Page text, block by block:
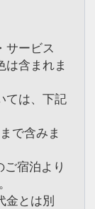
）ご
１分
～２２：
オン）
サービス
は含まれま
ては、下記
で含みま
宿泊より
金とは別